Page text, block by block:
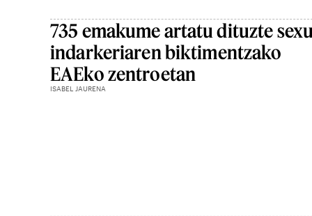
735 emakume artatu dituzte
indarkeriaren biktimentzako
EAEko zentroetan
ISABEL JAURENA